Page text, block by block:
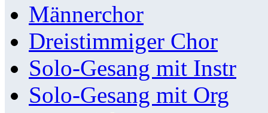
Männerchor
Dreistimmiger Chor
Solo-Gesang mit Instr
Solo-Gesang mit Org